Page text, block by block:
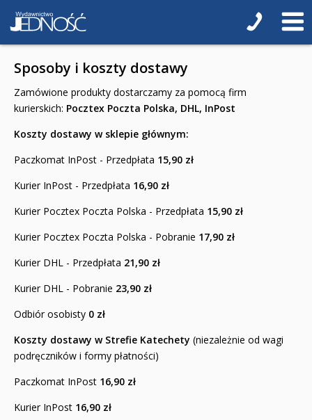
Liceum i Technikum
Klasa 2 liceum i technikum
Klasa 3 liceum
Szkoła Branżowa I st.
Klasa 1
Klasa 2
Klasa 3
Szkoła Branżowa II st.
Klasa 1 i 2
Zeszyty i okładki
Bierzmowanie
Religia i duchowość
Sposoby i koszty dostawy
Zamówione produkty dostarczamy za pomocą firm
kurierskich: Pocztex Poczta Polska, DHL, InPost
Koszty dostawy w sklepie głównym:
Paczkomat InPost - Przedpłata 15,90 zł
Kurier InPost - Przedpłata 16,90 zł
Kurier Pocztex Poczta Polska - Przedpłata 15,90 zł
Kurier Pocztex Poczta Polska - Pobranie 17,90 zł
Kurier DHL - Przedpłata 21,90 zł
Kurier DHL - Pobranie 23,90 zł
Odbiór osobisty 0 zł
Koszty dostawy w Strefie Katechety (niezależnie od wagi
podręczników i formy płatności)
Paczkomat InPost 16,90 zł
Kurier InPost 16,90 zł